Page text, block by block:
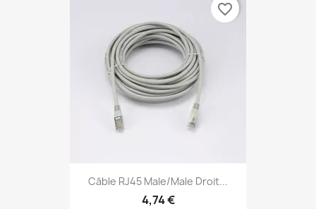
Câble RJ45 Male/Male Droit...
4,74 €
favorite_border